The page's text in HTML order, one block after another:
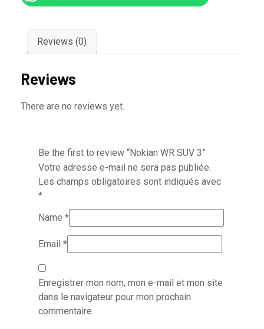
Reviews (0)
Reviews
There are no reviews yet.
Be the first to review “Nokian WR SUV 3”
Votre adresse e-mail ne sera pas publiée.
Les champs obligatoires sont indiqués avec
*
Name *
Email *
Enregistrer mon nom, mon e-mail et mon site
dans le navigateur pour mon prochain
commentaire.